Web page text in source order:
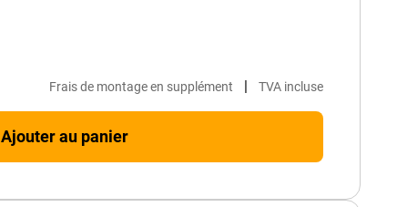
Frais de montage en supplément | TVA incluse
Ajouter au panier